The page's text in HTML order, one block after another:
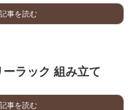
記事を読む
ーラック 組み立て
記事を読む